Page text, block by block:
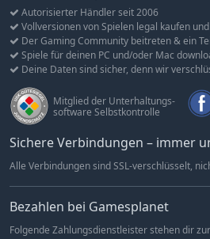
Fallout-Abenteuer erwartet dich.
Natur pur
Die Geschichten und Welt von Fallout
gegenseitig Leben ein. Erkunde
West Virginias – von den Wäldern
blutroten Weiten des Cranberry Bog
eigenen Gefahren und Belohnungen
Ein neuer Amerikanischer Traum!
Nutze das Computer-
(kurz C.A.M.P.), um überall in der
herzustellen. Dein C.A.M.P. bietet dir
Schutz vor widrigen Bedingungen,
Autorisierter Händler seit 2006
Vollversionen von Spielen legal kaufen
Der Gaming Community beitreten & ein
Spiele für deinen PC und/oder Mac
Deine Daten sind sicher, denn wir
Mitglied der Unterhaltungs-
software Selbstkontrolle
Sichere Verbindungen – immer
Alle Verbindungen sind SSL-verschlüsselt,
Bezahlen bei Gamesplanet
Folgende Zahlungsdienstleister stehen dir